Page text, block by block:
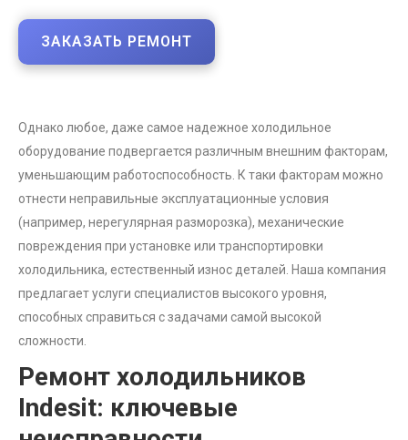
ЗАКАЗАТЬ РЕМОНТ
Однако любое, даже самое надежное холодильное
оборудование подвергается различным внешним факторам,
уменьшающим работоспособность. К таки факторам можно
отнести неправильные эксплуатационные условия
(например, нерегулярная разморозка), механические
повреждения при установке или транспортировки
холодильника, естественный износ деталей. Наша компания
предлагает услуги специалистов высокого уровня,
способных справиться с задачами самой высокой
сложности.
Ремонт холодильников
Indesit: ключевые